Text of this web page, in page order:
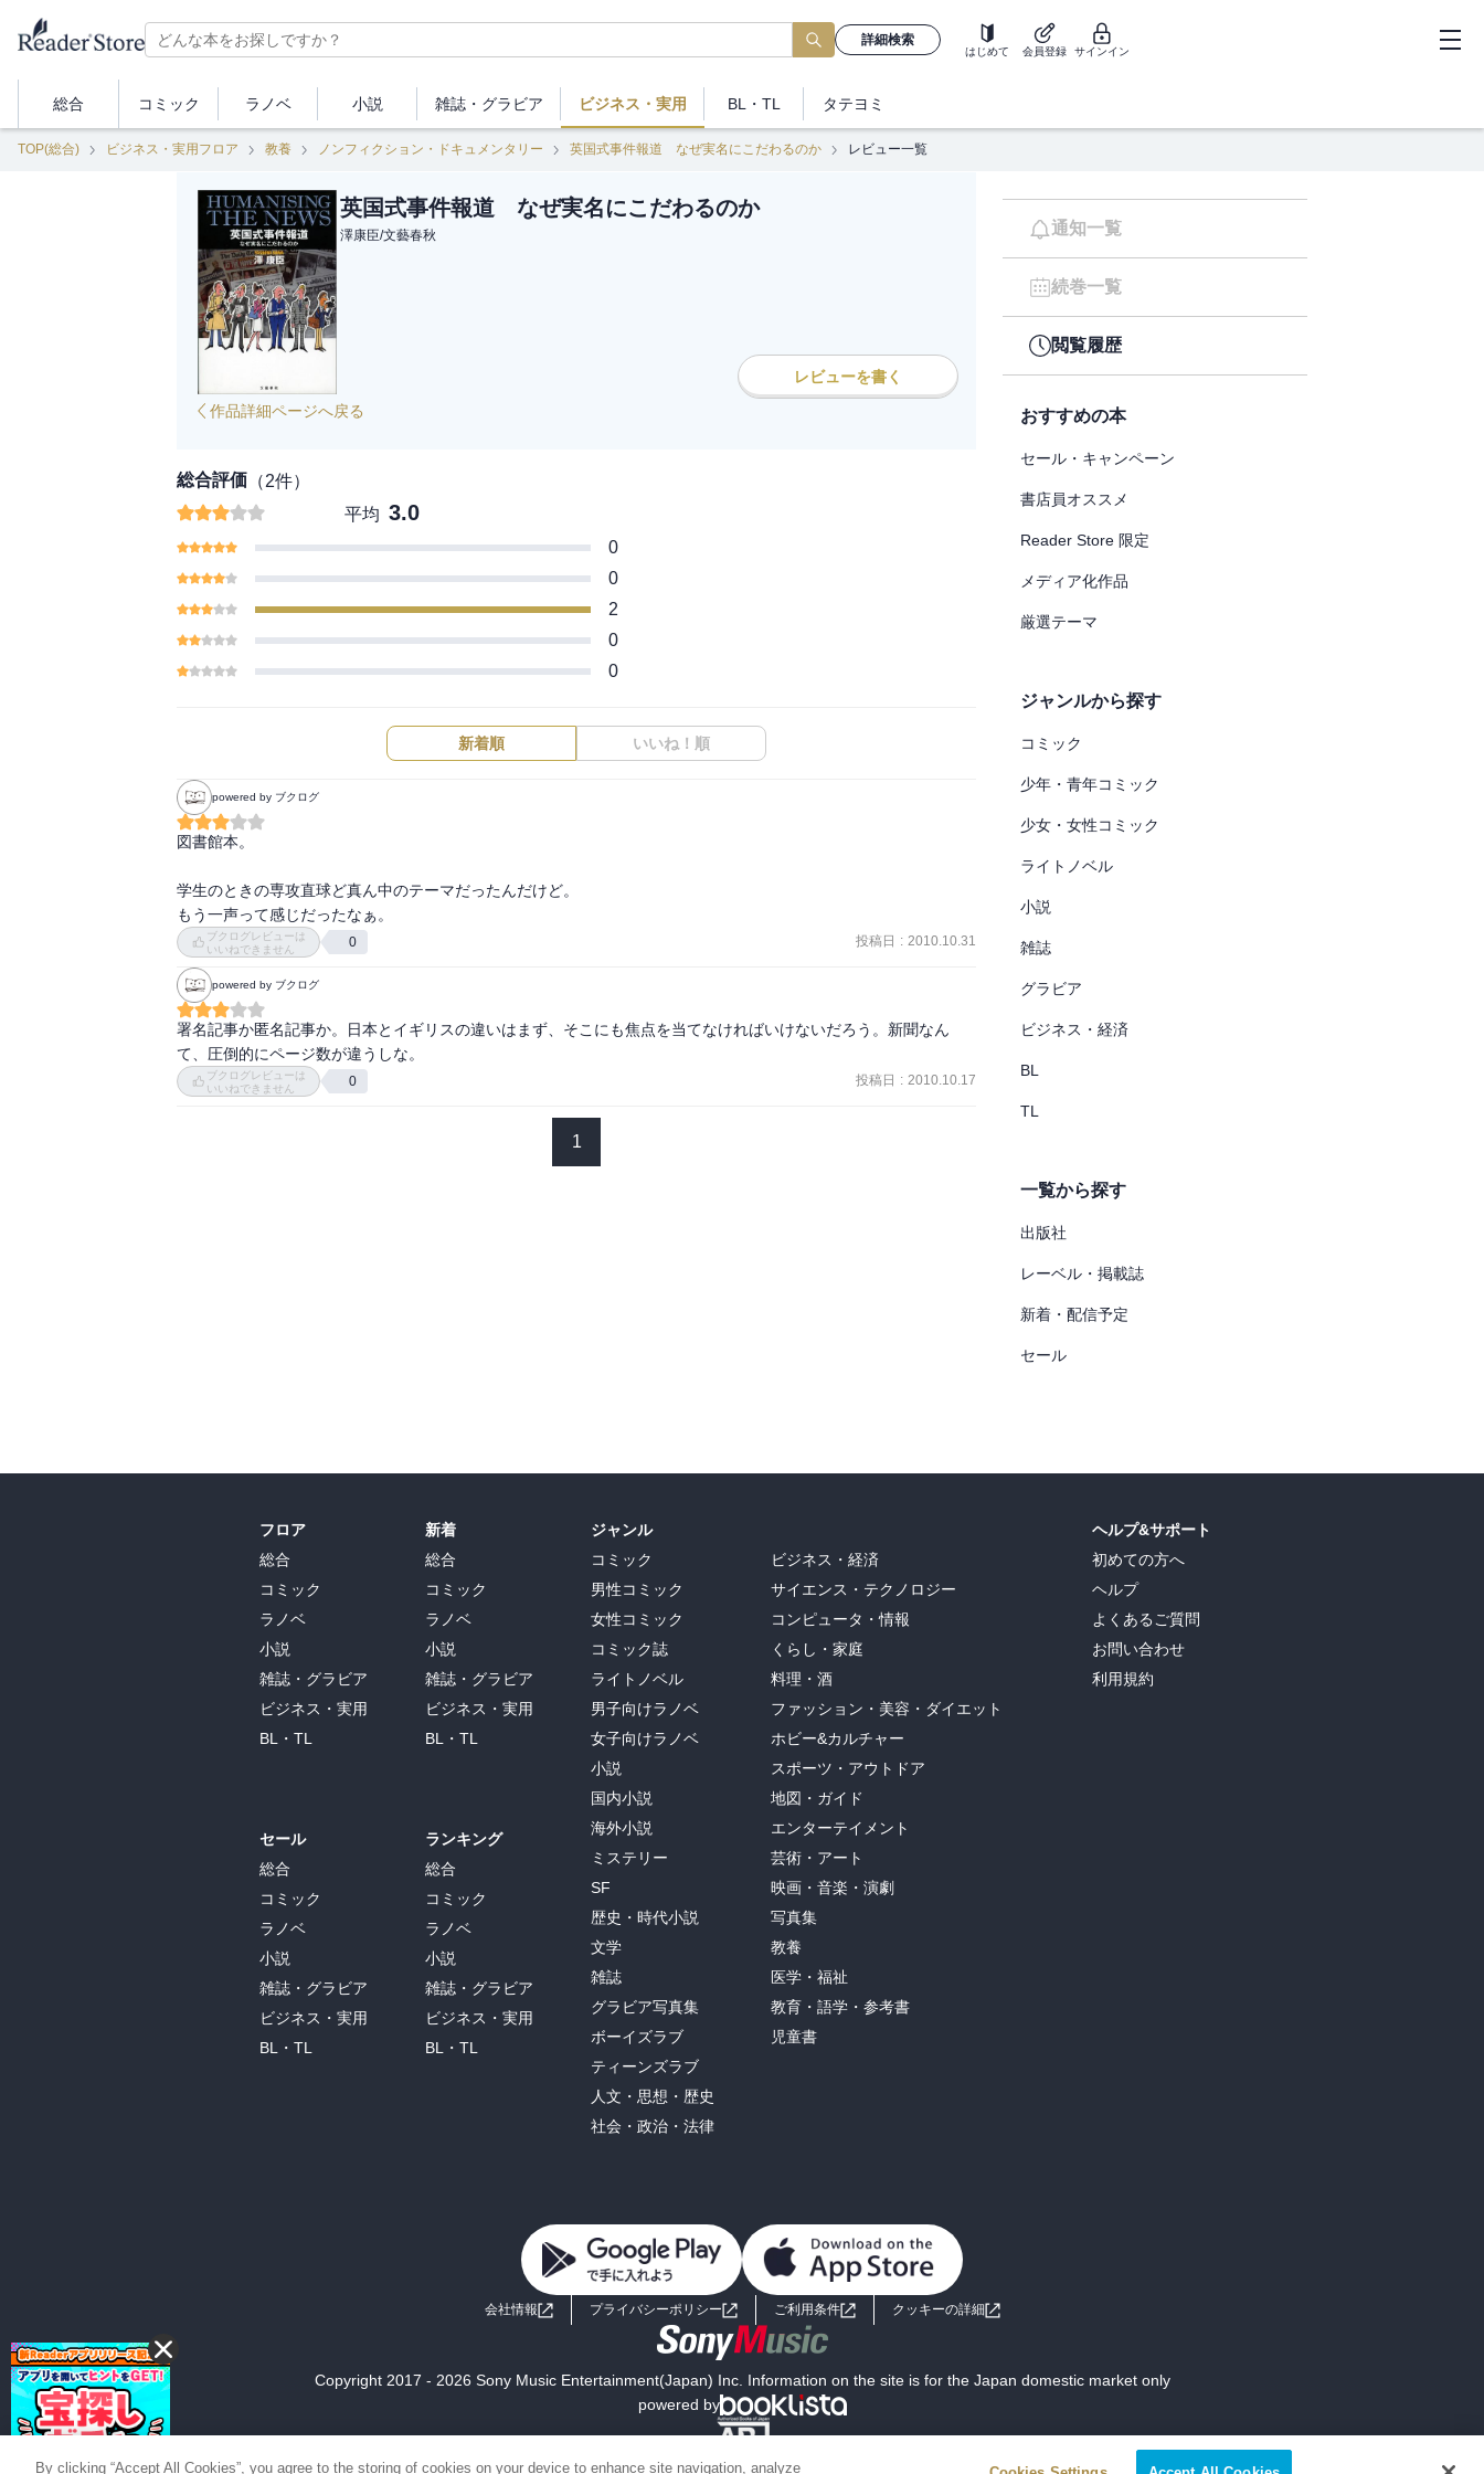
詳細検索
はじめて 会員登録 サインイン
総合 コミック ラノベ 小説 雑誌・ グラビア ビジネス ・実用 BL・TL タテヨミ
TOP(総合) ビジネス・実用フロア 教養 ノンフィクション・ドキュメンタリー 英国式事件報道 なぜ実名にこだわるのか レビュー一覧
英国式事件報道 なぜ実名にこだわるのか
澤康臣/文藝春秋
レビューを書く
作品詳細ページへ戻る
総合評価 （2件）
平均 3.0
0
0
2
0
0
新着順 いいね！順
powered by ブクログ
図書館本。
学生のときの専攻直球ど真ん中のテーマだったんだけど。
もう一声って感じだったなぁ。
ブクログレビューは
いいねできません
0 投稿日 : 2010.10.31
powered by ブクログ
署名記事か匿名記事か。日本とイギリスの違いはまず、そこにも焦点を当てなければいけないだろう。新聞なん
て、圧倒的にページ数が違うしな。
ブクログレビューは
いいねできません
0 投稿日 : 2010.10.17
1
通知一覧
続巻一覧
閲覧履歴
おすすめの本
セール・キャンペーン
書店員オススメ
Reader Store 限定
メディア化作品
厳選テーマ
ジャンルから探す
コミック
少年・青年コミック
少女・女性コミック
ライトノベル
小説
雑誌
グラビア
ビジネス・経済
BL
TL
一覧から探す
出版社
レーベル・掲載誌
新着・配信予定
セール
フロア
総合
コミック
ラノベ
小説
雑誌・グラビア
ビジネス・実用
BL・TL
セール
総合
コミック
ラノベ
小説
雑誌・グラビア
ビジネス・実用
BL・TL
新着
総合
コミック
ラノベ
小説
雑誌・グラビア
ビジネス・実用
BL・TL
ランキング
総合
コミック
ラノベ
小説
雑誌・グラビア
ビジネス・実用
BL・TL
ジャンル
コミック
男性コミック
女性コミック
コミック誌
ライトノベル
男子向けラノベ
女子向けラノベ
小説
国内小説
海外小説
ミステリー
SF
歴史・時代小説
文学
雑誌
グラビア写真集
ボーイズラブ
ティーンズラブ
人文・思想・歴史
社会・政治・法律
ビジネス・経済
サイエンス・テクノロジー
コンピュータ・情報
くらし・家庭
料理・酒
ファッション・美容・ダイエット
ホビー&カルチャー
スポーツ・アウトドア
地図・ガイド
エンターテイメント
芸術・アート
映画・音楽・演劇
写真集
教養
医学・福祉
教育・語学・参考書
児童書
ヘルプ&サポート
初めての方へ
ヘルプ
よくあるご質問
お問い合わせ
利用規約
会社情報 プライバシーポリシー ご利用条件 クッキーの詳細
Copyright 2017 - 2026 Sony Music Entertainment(Japan) Inc. Information on the site is for the Japan domestic market only
powered by
By clicking “Accept All Cookies”, you agree to the storing of cookies on your device to enhance site navigation, analyze